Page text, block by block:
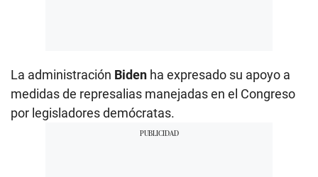
La administración Biden ha expresado su apoyo a
medidas de represalias manejadas en el Congreso
por legisladores demócratas.